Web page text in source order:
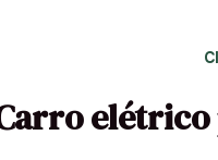
elétrico